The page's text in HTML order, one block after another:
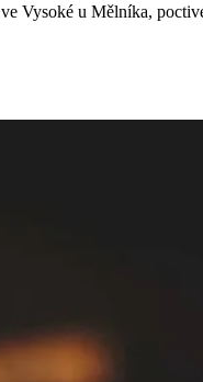
ve Vysoké u Mělníka,